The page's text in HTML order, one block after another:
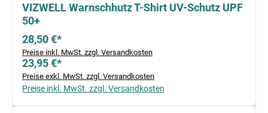
VIZWELL Warnschhutz T-Shirt UV-Schutz UPF
50+
28,50 €*
Preise inkl. MwSt. zzgl. Versandkosten
23,95 €*
Preise exkl. MwSt. zzgl. Versandkosten
Preise inkl. MwSt. zzgl. Versandkosten